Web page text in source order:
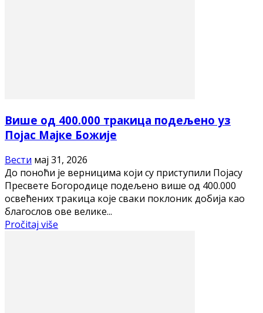
Више од 400.000 тракица подељено уз
Појас Мајке Божије
Вести мај 31, 2026
До поноћи је верницима који су приступили Појасу
Пресвете Богородице подељено више од 400.000
освећених тракица које сваки поклоник добија као
благослов ове велике...
Pročitaj više